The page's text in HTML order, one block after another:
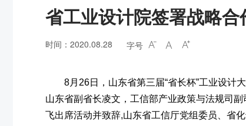
省工业设计院签署战略合
时间：2020.08.28 字号   
8月26日，山东省第三届“省长杯”工业设计
山东省副省长凌文，工信部产业政策与法规司
飞出席活动并致辞,山东省工信厅党组委员、省